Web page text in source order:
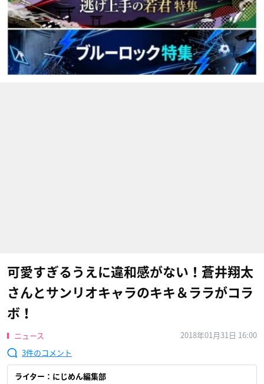
可愛すぎるうえに違和感がない！蒼井翔太
さんとサンリオキャラのキキ＆ララがコラ
ボ！
ニュース
2018年01月31日 16:00
3
ライター：にじめん編集部